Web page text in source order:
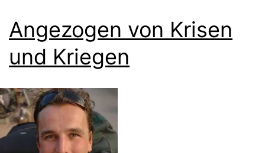
Angezogen von Krisen
und Kriegen